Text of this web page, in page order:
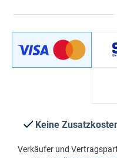
Keine
Verkäufer und